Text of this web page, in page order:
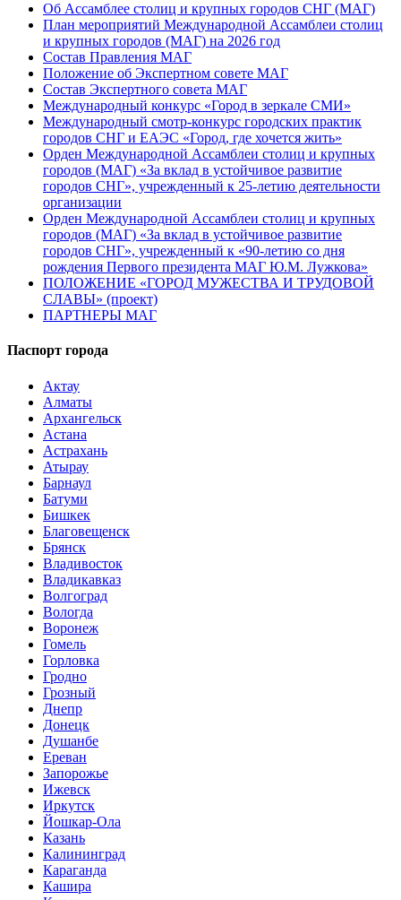
Об Ассамблее столиц и крупных городов СНГ (МАГ)
План мероприятий Международной Ассамблеи столиц
и крупных городов (МАГ) на 2026 год
Состав Правления МАГ
Положение об Экспертном совете МАГ
Состав Экспертного совета МАГ
Международный конкурс «Город в зеркале СМИ»
Международный смотр-конкурс городских практик
городов СНГ и ЕАЭС «Город, где хочется жить»
Орден Международной Ассамблеи столиц и крупных
городов (МАГ) «За вклад в устойчивое развитие
городов СНГ», учрежденный к 25-летию деятельности
организации
Орден Международной Ассамблеи столиц и крупных
городов (МАГ) «За вклад в устойчивое развитие
городов СНГ», учрежденный к «90-летию со дня
рождения Первого президента МАГ Ю.М. Лужкова»
ПОЛОЖЕНИЕ «ГОРОД МУЖЕСТВА И ТРУДОВОЙ
СЛАВЫ» (проект)
ПАРТНЕРЫ МАГ
Паспорт города
Актау
Алматы
Архангельск
Астана
Астрахань
Атырау
Барнаул
Батуми
Бишкек
Благовещенск
Брянск
Владивосток
Владикавказ
Волгоград
Вологда
Воронеж
Гомель
Горловка
Гродно
Грозный
Днепр
Донецк
Душанбе
Ереван
Запорожье
Ижевск
Иркутск
Йошкар-Ола
Казань
Калининград
Караганда
Кашира